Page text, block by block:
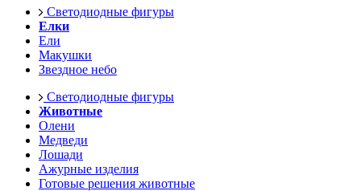
Светодиодные фигуры
Елки
Ели
Макушки
Звездное небо
Светодиодные фигуры
Животные
Олени
Медведи
Лошади
Ажурные изделия
Готовые решения животные